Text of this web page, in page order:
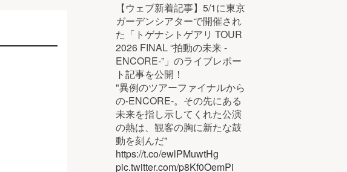
【ウェブ新着記事】5/1に東京
ガーデンシアターで開催され
た「トゲナシトゲアリ TOUR
2026 FINAL “拍動の未来 -
ENCORE-”」のライブレポー
ト記事を公開！
"異例のツアーファイナルから
の-ENCORE-。その先にある
未来を指し示してくれた公演
の熱は、観客の胸に新たな鼓
動を刻んだ"
https://t.co/ewlPMuwtHg
pic.twitter.com/p8Kf0OemPi